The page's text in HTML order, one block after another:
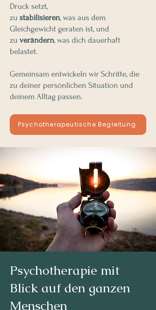
Druck setzt,
zu stabilisieren, was aus dem
Gleichgewicht geraten ist, und
zu verändern, was dich dauerhaft
belastet.
Gemeinsam entwickeln wir Schritte, die
zu deiner persönlichen Situation und
deinem Alltag passen.
Psychotherapeutische Begleitung
Psychotherapie mit
Blick auf den ganzen
Menschen